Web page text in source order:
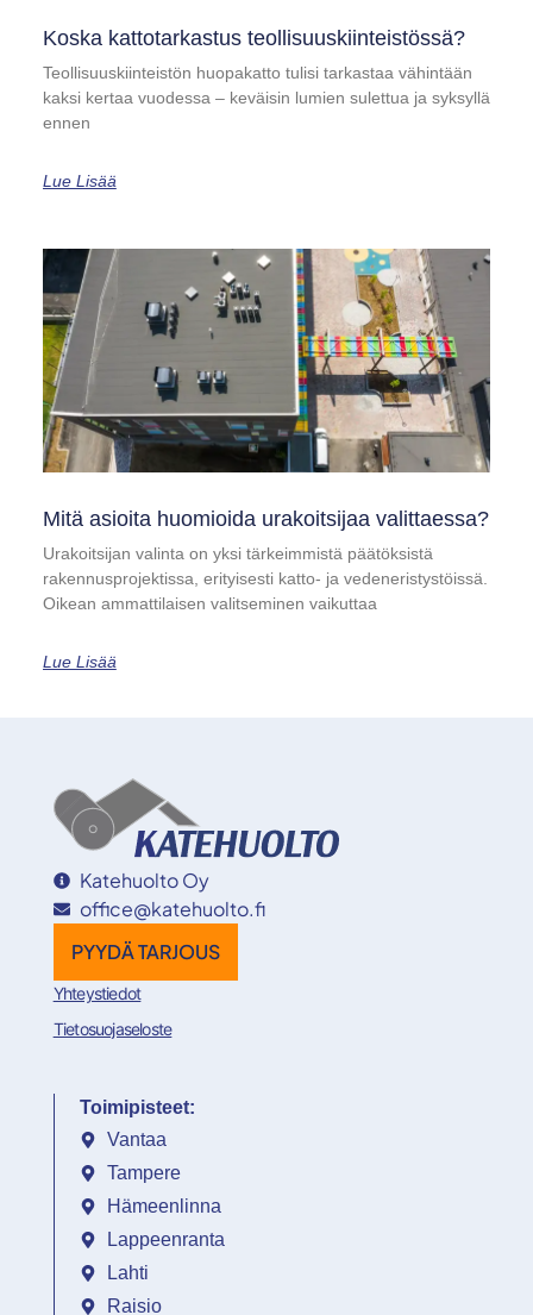
Koska kattotarkastus teollisuuskiinteistössä?
Teollisuuskiinteistön huopakatto tulisi tarkastaa vähintään
kaksi kertaa vuodessa – keväisin lumien sulettua ja syksyllä
ennen
Lue Lisää
Mitä asioita huomioida urakoitsijaa valittaessa?
Urakoitsijan valinta on yksi tärkeimmistä päätöksistä
rakennusprojektissa, erityisesti katto- ja vedeneristystöissä.
Oikean ammattilaisen valitseminen vaikuttaa
Lue Lisää
Katehuolto Oy
office@katehuolto.fi
PYYDÄ TARJOUS
Yhteystiedot
Tietosuojaseloste
Toimipisteet:
Vantaa
Tampere
Hämeenlinna
Lappeenranta
Lahti
Raisio